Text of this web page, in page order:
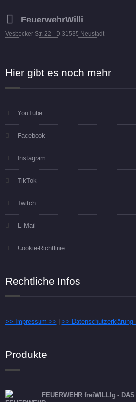
FeuerwehrWilli
Vesbecker Str. 22 - D 31535 Neustadt
Hier gibt es noch mehr
YouTube
Facebook
Instagram
TikTok
Twitch
E-Mail
Cookie-Richtlinie
Rechtliche Infos
>> Impressum >> >> Datenschutzerklärung
Produkte
FEUERWEHR freiWILLIg -